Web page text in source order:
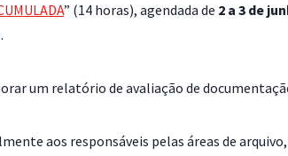
” (14 horas), agendada de 2 a 3 de
.
um relatório de avaliação de
aos responsáveis pelas áreas de